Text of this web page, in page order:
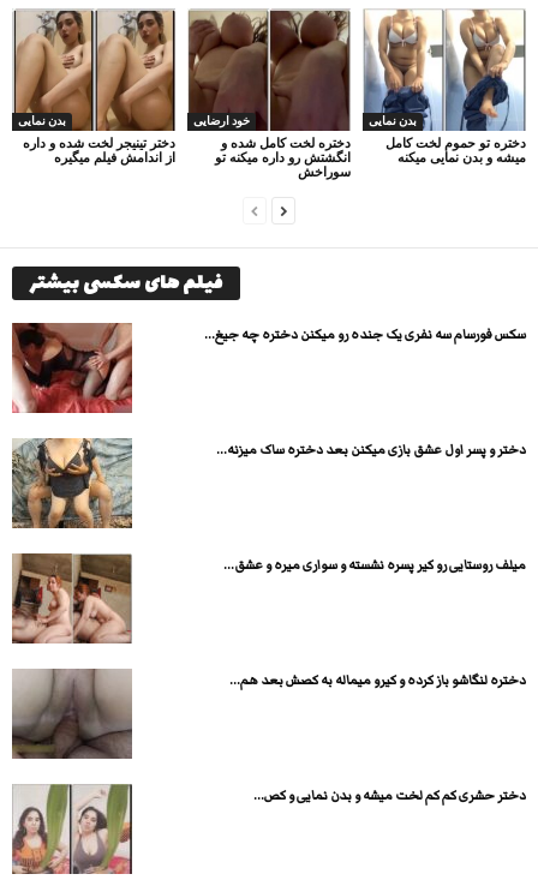
بدن نمایی
دختر تینیجر لخت شده و داره
از اندامش فیلم میگیره
خود ارضایی
دختره لخت کامل شده و
انگشتش رو داره میکنه تو
سوراخش
بدن نمایی
دختره تو حموم لخت کامل
میشه و بدن نمایی میکنه
فیلم های سکسی بیشتر
سکس فورسام سه نفری یک جنده رو میکنن دختره چه جیغ...
دختر و پسر اول عشق بازی میکنن بعد دختره ساک میزنه...
میلف روستایی رو کیر پسره نشسته و سواری میره و عشق...
دختره لنگاشو باز کرده و کیرو میماله به کصش بعد هم...
دختر حشری کم کم لخت میشه و بدن نمایی و کص...